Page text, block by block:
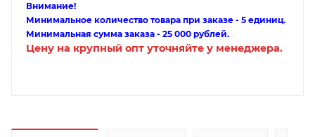
Внимание!
Минимальное количество товара при заказе - 5 единиц.
Минимальная сумма заказа - 25 000 рублей.
Цену на крупный опт уточняйте у менеджера.